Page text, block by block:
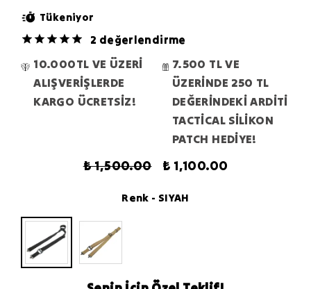
Tükeniyor
2 değerlendirme
10.000TL VE ÜZERİ
ALIŞVERİŞLERDE
KARGO ÜCRETSİZ!
7.500 TL VE
ÜZERİNDE 250 TL
DEĞERİNDEKİ ARDİTİ
TACTİCAL SİLİKON
PATCH HEDİYE!
₺ 1,500.00 ₺ 1,100.00
Renk - SIYAH